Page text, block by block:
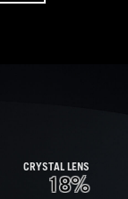
CRYSTAL LENS
18%